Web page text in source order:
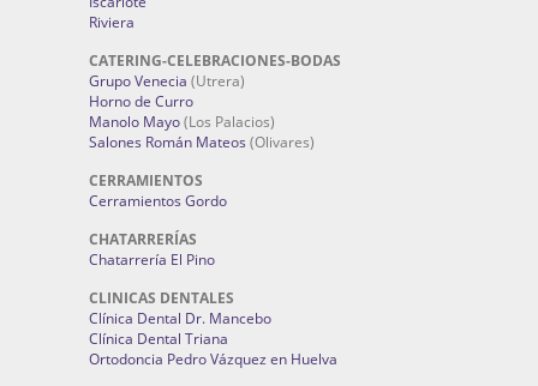
Riviera
CATERING-CELEBRACIONES-BODAS
Grupo Venecia (Utrera)
Horno de Curro
Manolo Mayo(Los Palacios)
Salones Román Mateos (Olivares)
CERRAMIENTOS
Cerramientos Gordo
CHATARRERÍAS
Chatarrería El Pino
CLINICAS DENTALES
Clínica Dental Dr. Mancebo
Clínica Dental Triana
Ortodoncia Pedro Vázquez en Huelva